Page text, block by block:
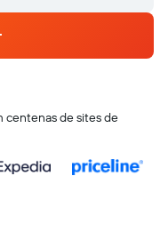
centenas de sites de